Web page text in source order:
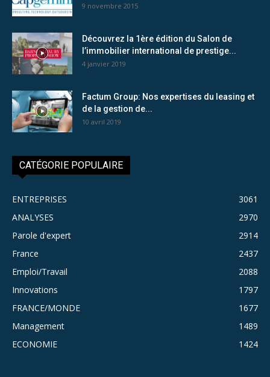
9 novembre 2015
Découvrez la 1ère édition du Salon de
l’immobilier international de prestige...
4 janvier 2019
Factum Group: Nos expertises du leasing et
de la gestion de...
10 avril 2019
CATÉGORIE POPULAIRE
ENTREPRISES
3061
ANALYSES
2970
Parole d'expert
2914
France
2437
Emploi/Travail
2088
Innovations
1797
FRANCE/MONDE
1677
Management
1489
ECONOMIE
1424